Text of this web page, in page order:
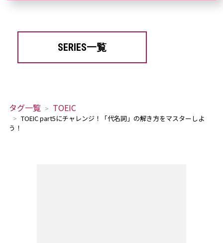
SERIES一覧
タグ一覧 TOEIC
TOEIC part5にチャレンジ！「代名詞」の解き方をマスターしよ
う！